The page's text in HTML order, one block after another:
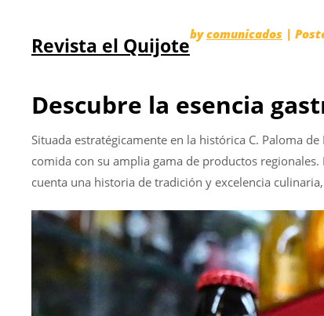
Revista el Quijote
Descubre la esencia
bycomunicados |
Situada estratégicamente en la histórica C. Paloma
comida con su amplia gama de productos
cuenta una historia de tradición y excelencia